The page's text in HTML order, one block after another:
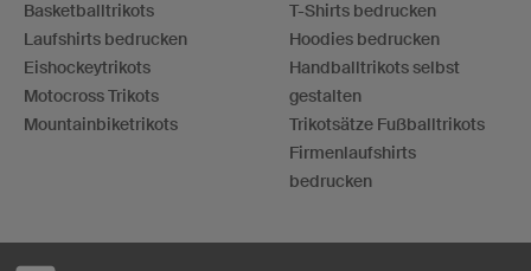
Basketballtrikots
Laufshirts bedrucken
Eishockeytrikots
Motocross Trikots
Mountainbiketrikots
T-Shirts bedrucken
Hoodies bedrucken
Handballtrikots selbst
gestalten
Trikotsätze Fußballtrikots
Firmenlaufshirts
bedrucken